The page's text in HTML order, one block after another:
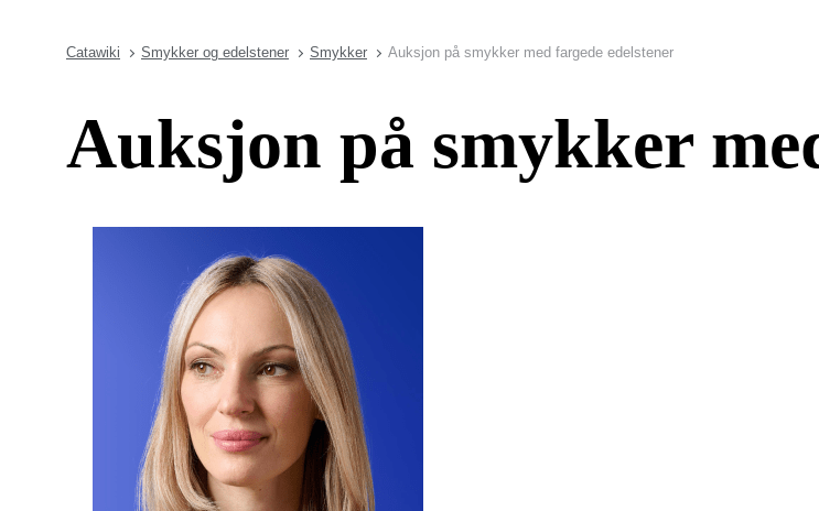
Catawiki Smykker og edelstener Smykker Auksjon på smykker med fargede edelstener
Auksjon på smykker